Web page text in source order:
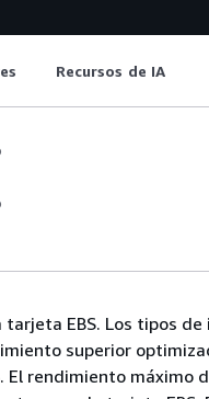
Recursos de IA
EBS. Los tipos de
superior
El rendimiento máximo